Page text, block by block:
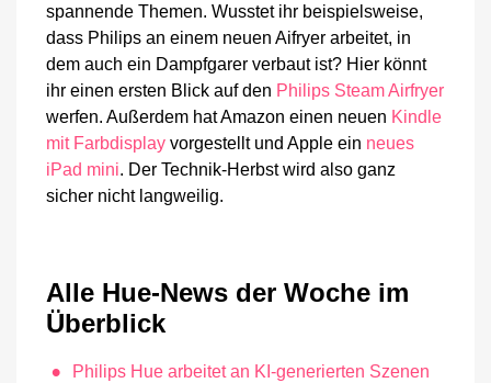
spannende Themen. Wusstet ihr beispielsweise,
dass Philips an einem neuen Aifryer arbeitet, in
dem auch ein Dampfgarer verbaut ist? Hier könnt
ihr einen ersten Blick auf den Philips Steam Airfryer
werfen. Außerdem hat Amazon einen neuen Kindle
mit Farbdisplay vorgestellt und Apple ein neues
iPad mini. Der Technik-Herbst wird also ganz
sicher nicht langweilig.
Alle Hue-News der Woche im
Überblick
Philips Hue arbeitet an KI-generierten Szenen